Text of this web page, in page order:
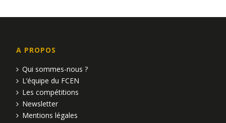
A PROPOS
Qui sommes-nous ?
L’équipe du FCEN
Les compétitions
Newsletter
Mentions légales